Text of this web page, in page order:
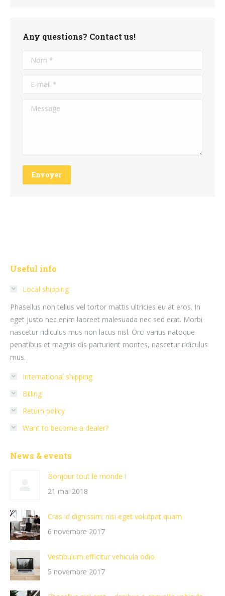
Any questions? Contact us!
Nom *
E-mail *
Message
Envoyer
Useful info
Local shipping
Phasellus non tellus vel tortor mattis ultricies eu at eros. In
eget justo nec enim laoreet malesuada nec sed erat. Morbi
nascetur ridiculus mus non lacus nisl. Orci varius natoque
penatibus et magnis dis parturient montes, nascetur ridiculus
mus.
International shipping
Billing
Return policy
Want to become a dealer?
News & events
Bonjour tout le monde !
21 mai 2018
Cras id dignissim: nisi eget volutpat quam
6 novembre 2017
Vestibulum efficitur vehicula odio
5 novembre 2017